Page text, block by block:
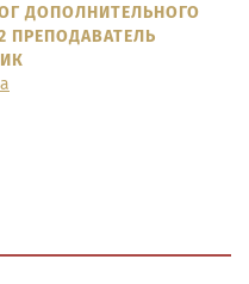
ДОПОЛНИТЕЛЬНОГО